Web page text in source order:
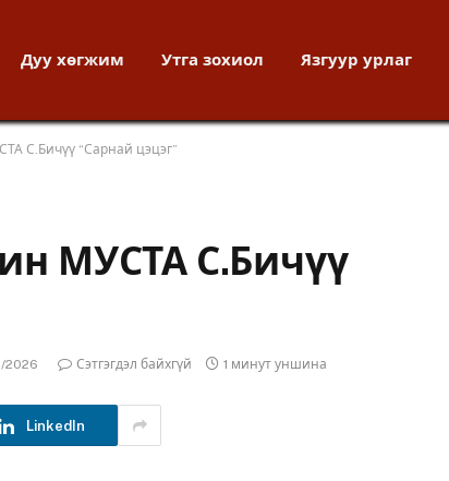
Дуу хөгжим Утга зохиол Язгуур урлаг
С.Бичүү “Сарнай цэцэг”
МУСТА С.Бичүү
2026 Сэтгэгдэл байхгүй 1 минут уншина
LinkedIn